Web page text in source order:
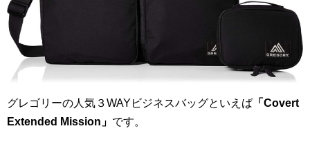
グレゴリーの人気３WAYビジネスバッグといえば 「Covert
Extended Mission」 です。